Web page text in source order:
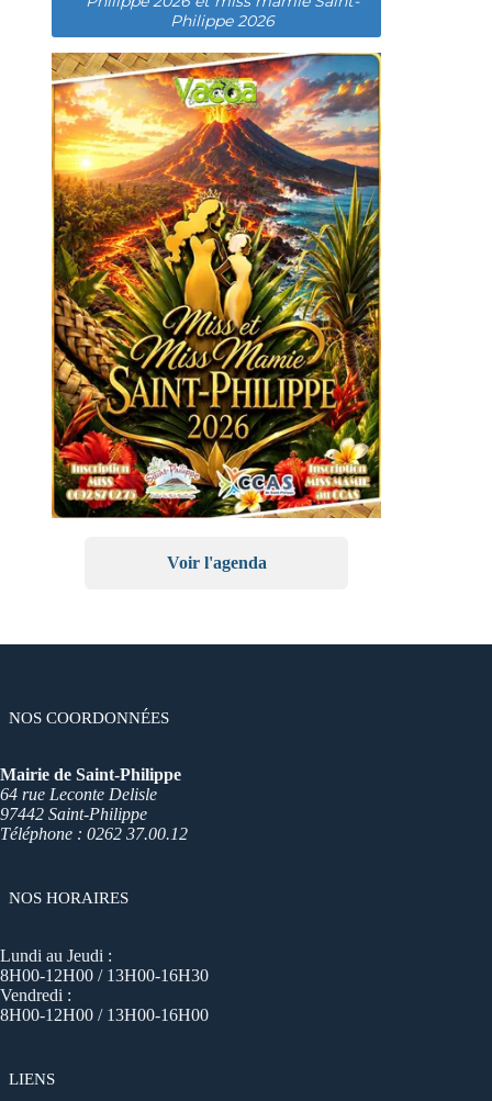
Philippe 2026
Voir l'agenda
NOS COORDONNÉES
Mairie de Saint-Philippe
64 rue Leconte Delisle
97442 Saint-Philippe
Téléphone : 0262 37.00.12
NOS HORAIRES
Lundi au Jeudi :
8H00-12H00 / 13H00-16H30
Vendredi :
8H00-12H00 / 13H00-16H00
LIENS